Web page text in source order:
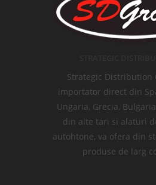
Strategic Distribution
importator direct din
Ungaria, Grecia,
din alte tari si alaturi
autohtone, va ofera din
produse de larg